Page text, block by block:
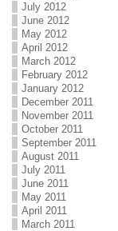
July 2012
June 2012
May 2012
April 2012
March 2012
February 2012
January 2012
December 2011
November 2011
October 2011
September 2011
August 2011
July 2011
June 2011
May 2011
April 2011
March 2011